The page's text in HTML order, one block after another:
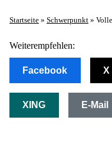
Startseite » Schwerpunkt »
Weiterempfehlen:
Facebook X
XING E-Mail